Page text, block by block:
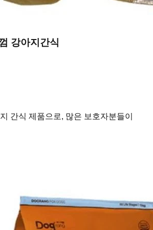
강아지간식
간식 제품으로, 많은 보호자분들이